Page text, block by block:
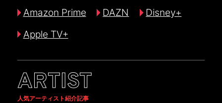
Amazon Prime
DAZN
Disney+
Apple TV+
ARTIST
人気アーティスト紹介記事